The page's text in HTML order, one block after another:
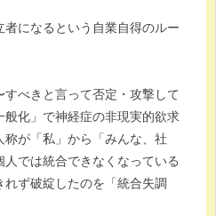
になるという自業自得のルー
べきと言って否定・攻撃して
般化」で神経症の非現実的欲求
が「私」から「みんな、社
では統合できなくなっている
ず破綻したのを「統合失調